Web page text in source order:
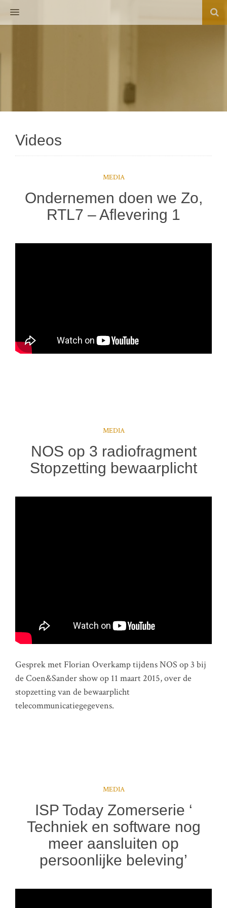
MENU
Videos
MEDIA
Ondernemen doen we Zo,
RTL7 – Aflevering 1
MEDIA
NOS op 3 radiofragment
Stopzetting bewaarplicht
Gesprek met Florian Overkamp tijdens NOS op 3 bij
de Coen&Sander show op 11 maart 2015, over de
stopzetting van de bewaarplicht
telecommunicatiegegevens.
MEDIA
ISP Today Zomerserie ‘
Techniek en software nog
meer aansluiten op
persoonlijke beleving’